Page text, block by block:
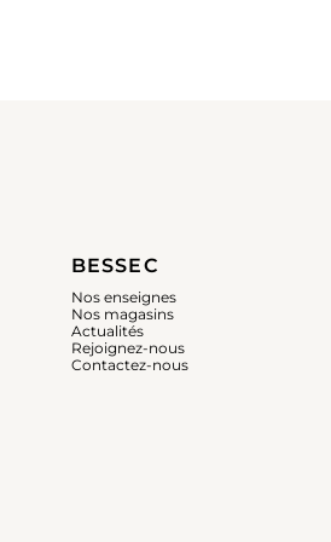
BESSEC
Nos enseignes
Nos magasins
Actualités
Rejoignez-nous
Contactez-nous